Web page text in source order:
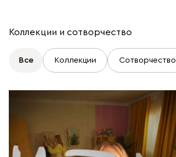
Коллекции и сотворчество
Все Коллекции Сотворчество